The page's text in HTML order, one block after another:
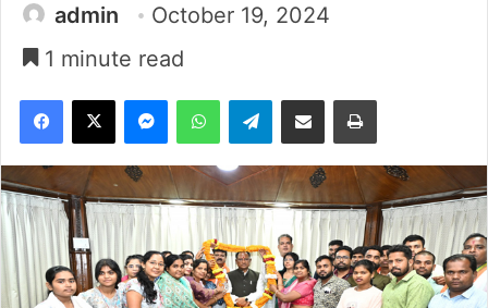
admin
October 19, 2024
1 minute read
Facebook
X MessengerWhatsAppTelegramShare via Email Print